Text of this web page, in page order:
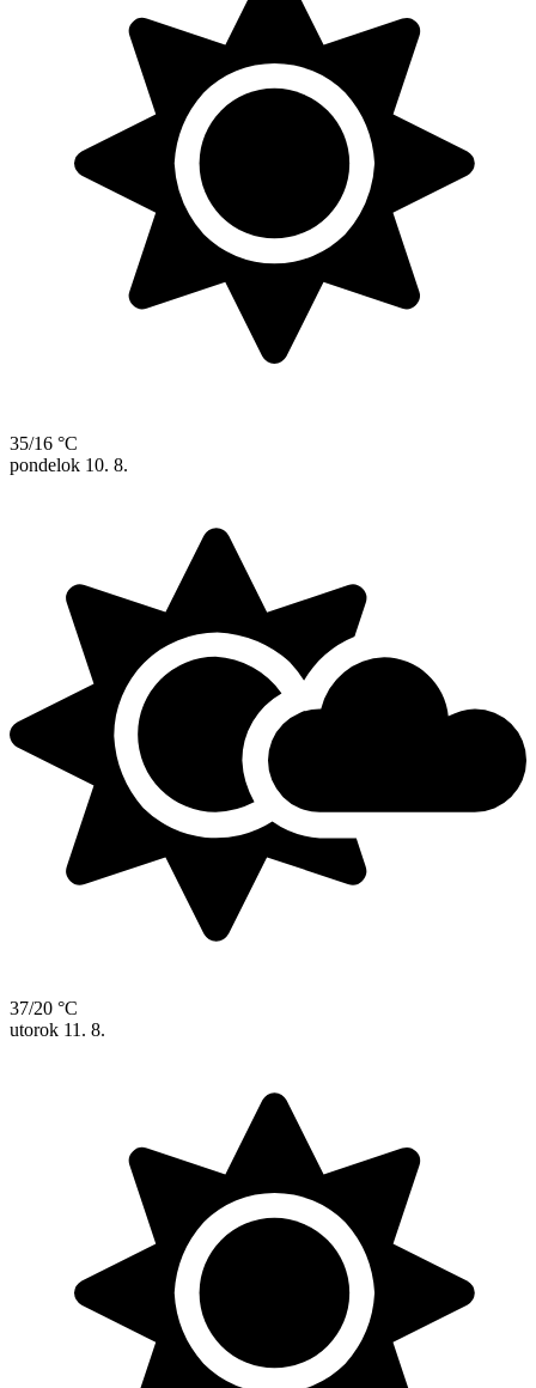
35/16 °C
pondelok 10. 8.
37/20 °C
utorok 11. 8.